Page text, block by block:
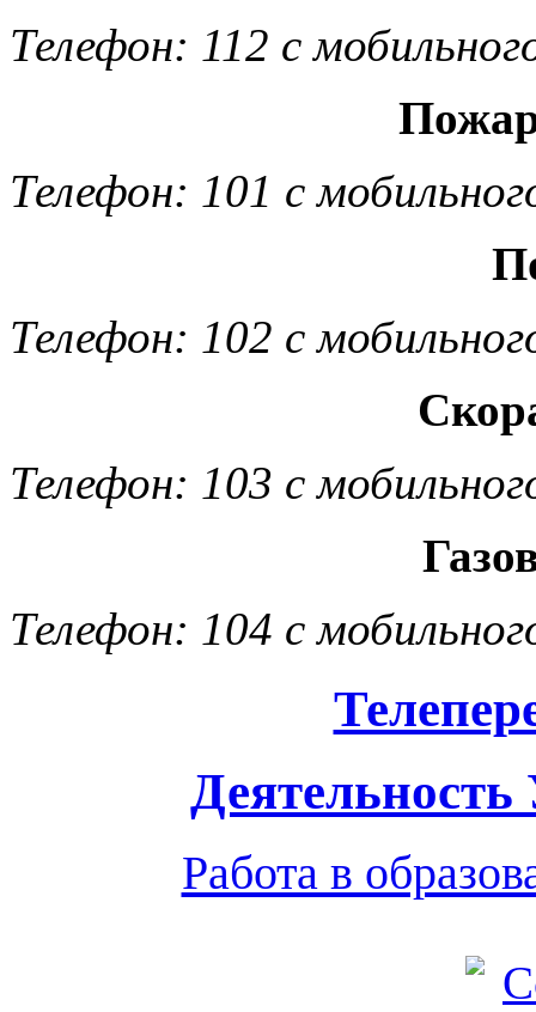
Телефон: 112 с
Телефон: 101 с
Телефон: 102 с
Телефон: 103 с
Телефон: 104 с
Работа в